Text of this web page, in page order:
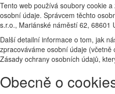
Tento web používá soubory cookie
osobní údaje. Správcem těchto
s.r.o., Mariánské náměstí 62, 68601
Další detailní informace o tom, jak
zpracováváme osobní údaje
Zásady ochrany osobních údajů,
Obecně o